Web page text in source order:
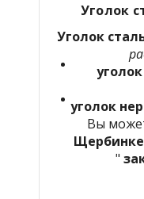
Уголок
Уголок
уголок
Вы
Щербинке
"